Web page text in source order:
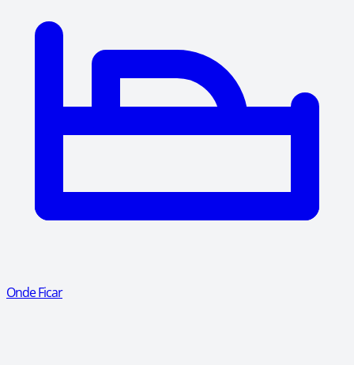
Onde Ficar